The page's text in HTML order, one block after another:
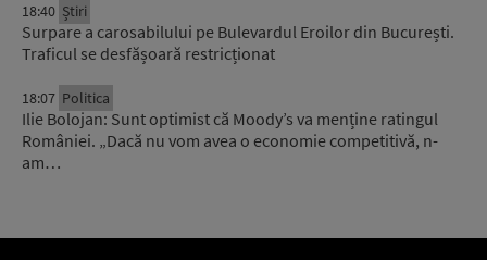
18:40 Știri
Surpare a carosabilului pe Bulevardul Eroilor din București.
Traficul se desfășoară restricționat
18:07 Politica
Ilie Bolojan: Sunt optimist că Moody’s va menține ratingul
României. „Dacă nu vom avea o economie competitivă, n-
am…